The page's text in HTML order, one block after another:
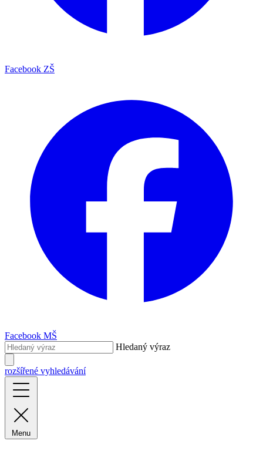
Facebook ZŠ
Facebook MŠ
Hledaný výraz
rozšířené vyhledávání
Menu